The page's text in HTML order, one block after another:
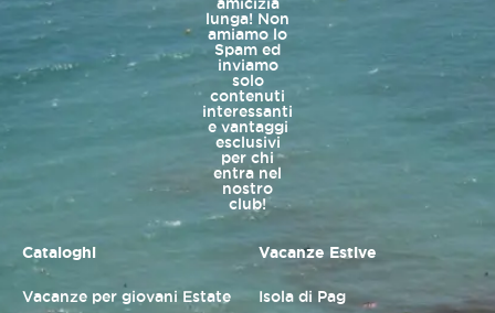
lunga! Non
amiamo lo
Spam ed
inviamo
solo
contenuti
interessanti
e vantaggi
esclusivi
per chi
entra nel
nostro
club!
Cataloghi
Vacanze per giovani Estate
Vacanze Estive
Isola di Pag